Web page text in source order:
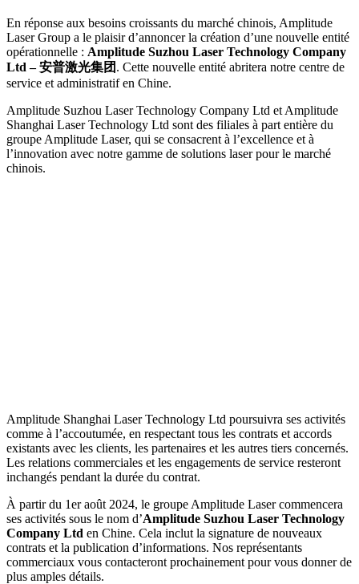
En réponse aux besoins croissants du marché chinois, Amplitude
Laser Group a le plaisir d’annoncer la création d’une nouvelle entité
opérationnelle : Amplitude Suzhou Laser Technology Company
Ltd – 安普激光集团 . Cette nouvelle entité abritera notre centre de
service et administratif en Chine.
Amplitude Suzhou Laser Technology Company Ltd et Amplitude
Shanghai Laser Technology Ltd sont des filiales à part entière du
groupe Amplitude Laser, qui se consacrent à l’excellence et à
l’innovation avec notre gamme de solutions laser pour le marché
chinois.
Amplitude Shanghai Laser Technology Ltd poursuivra ses activités
comme à l’accoutumée, en respectant tous les contrats et accords
existants avec les clients, les partenaires et les autres tiers concernés.
Les relations commerciales et les engagements de service resteront
inchangés pendant la durée du contrat.
À partir du 1er août 2024, le groupe Amplitude Laser commencera
ses activités sous le nom d’Amplitude Suzhou Laser Technology
Company Ltd en Chine. Cela inclut la signature de nouveaux
contrats et la publication d’informations. Nos représentants
commerciaux vous contacteront prochainement pour vous donner de
plus amples détails.